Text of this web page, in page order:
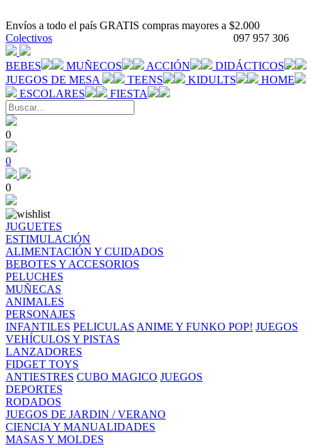
Envíos a todo el país GRATIS compras mayores a $2.000
097 957 306
Colectivos
BEBES MUÑECOS ACCIÓN
DIDÁCTICOS
JUEGOS DE MESA
TEENS KIDULTS
HOME
ESCOLARES
FIESTA
0
0
0
JUGUETES
ESTIMULACIÓN
ALIMENTACIÓN Y CUIDADOS
BEBOTES Y ACCESORIOS
PELUCHES
MUÑECAS
ANIMALES
PERSONAJES
INFANTILES PELICULAS ANIME Y FUNKO POP! JUEGOS
VEHÍCULOS Y PISTAS
LANZADORES
FIDGET TOYS
ANTIESTRES CUBO MAGICO JUEGOS
DEPORTES
RODADOS
JUEGOS DE JARDIN / VERANO
CIENCIA Y MANUALIDADES
MASAS Y MOLDES